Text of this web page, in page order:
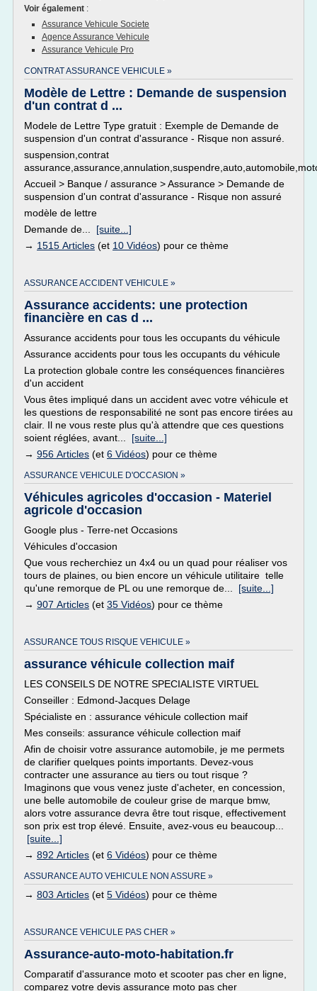
Voir également :
Assurance Vehicule Societe
Agence Assurance Vehicule
Assurance Vehicule Pro
CONTRAT ASSURANCE VEHICULE »
Modèle de Lettre : Demande de suspension
d'un contrat d ...
Modele de Lettre Type gratuit : Exemple de Demande de
suspension d'un contrat d'assurance - Risque non assuré.
suspension,contrat
Accueil > Banque / assurance > Assurance > Demande de
suspension d'un contrat d'assurance - Risque non assuré
modèle de lettre
Demande de... [suite...]
→ 1515 Articles (et 10 Vidéos) pour ce thème
ASSURANCE ACCIDENT VEHICULE »
Assurance accidents: une protection
financière en cas d ...
Assurance accidents pour tous les occupants du véhicule
Assurance accidents pour tous les occupants du véhicule
La protection globale contre les conséquences financières
d'un accident
Vous êtes impliqué dans un accident avec votre véhicule et
les questions de responsabilité ne sont pas encore tirées au
clair. Il ne vous reste plus qu'à attendre que ces questions
soient réglées, avant... [suite...]
→ 956 Articles (et 6 Vidéos) pour ce thème
ASSURANCE VEHICULE D'OCCASION »
Véhicules agricoles d'occasion - Materiel
agricole d'occasion
Google plus - Terre-net Occasions
Véhicules d'occasion
Que vous recherchiez un 4x4 ou un quad pour réaliser vos
tours de plaines, ou bien encore un véhicule utilitaire telle
qu'une remorque de PL ou une remorque de... [suite...]
→ 907 Articles (et 35 Vidéos) pour ce thème
ASSURANCE TOUS RISQUE VEHICULE »
assurance véhicule collection maif
LES CONSEILS DE NOTRE SPECIALISTE VIRTUEL
Conseiller : Edmond-Jacques Delage
Spécialiste en : assurance véhicule collection maif
Mes conseils: assurance véhicule collection maif
Afin de choisir votre assurance automobile, je me permets
de clarifier quelques points importants. Devez-vous
contracter une assurance au tiers ou tout risque ?
Imaginons que vous venez juste d'acheter, en concession,
une belle automobile de couleur grise de marque bmw,
alors votre assurance devra être tout risque, effectivement
son prix est trop élevé. Ensuite, avez-vous eu beaucoup...
[suite...]
→ 892 Articles (et 6 Vidéos) pour ce thème
ASSURANCE AUTO VEHICULE NON ASSURE »
→ 803 Articles (et 5 Vidéos) pour ce thème
ASSURANCE VEHICULE PAS CHER »
Assurance-auto-moto-habitation.fr
Comparatif d'assurance moto et scooter pas cher en ligne,
comparez votre devis assurance moto pas cher